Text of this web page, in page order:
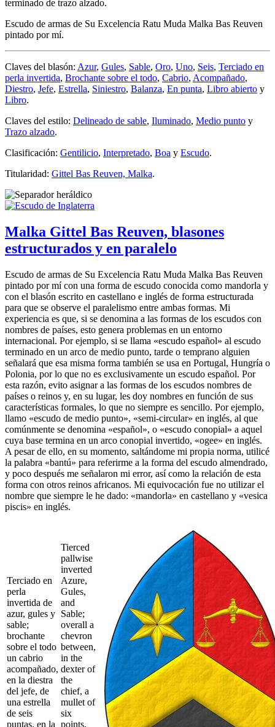
terminado de trazo alzado.
Escudo de armas de Su Excelencia Ratu Muda Malka Bas Reuven
pintado por mí.
Claves del blasón: Azur, Gules, Sable, Oro, Uno, Seis, Terciado en
perla invertida, Brochante sobre el todo, Cabrio, Acompañado,
Diestro, Jefe, Estrella, Siniestro, Balanza, En punta, Libro abierto y
Libro.
Claves del estilo: Delineado de sable, Iluminado, Medio punto y
Trazo alzado.
Clasificación: Gentilicio, Interpretado, Boa y Escudo.
Titularidad: Gittel Bas Reuven, Malka.
Malka Gittel Bas Reuven, blasones
estructurados y en paralelo
Escudo de armas de Su Excelencia Ratu Muda Malka Bas Reuven
pintado por mí con una forma de escudo conocida como mandorla y
con el blasón escrito en castellano e inglés de forma estructurada
para que se observe el paralelismo entre ambas formas. Mi
experiencia es que, si se denomina a las formas de los escudos con
nombres de países, esto genera problemas en un entorno
internacional. Por ejemplo, si se llama «escudo español» al escudo
terminado en un arco de medio punto, tarde o temprano alguien
señalará que esa misma forma también se usa en Portugal, Hungría o
Polonia, por lo que no es exclusivamente un escudo español. Por
esta razón, evito asignar a las formas de los escudos nombres de
países o reinos y, en su lugar, les doy nombres en función de sus
características formales, lo que no siempre es sencillo. Por ejemplo,
llamo «escudo de medio punto», «semi-circular» en inglés, al que
comúnmente se denomina «español», o «escudo conopial» a aquel
cuya base termina en un arco conopial invertido, «ogee» en inglés.
A pesar de ello, en su momento, saltándome mi propia norma, utilicé
la palabra «bantú» para referirme a la forma del escudo almendrado,
y poco después me señalaron mi error, así como la relación de esta
forma con otros reinos africanos. Mi equivocación fue no utilizar el
nombre que siempre le he dado: «mandorla» en castellano y «vesica
piscis» en inglés.
Terciado en
perla
invertida de
azur, gules y
sable;
brochante
sobre el todo
un cabrio
acompañado,
en la diestra
del jefe, de
una estrella
de seis
puntas, en la
Tierced
pallwise
inverted
Azure,
Gules,
and
Sable;
overall a
chevron
between,
in the
dexter of
the
chief, a
mullet of
six
points,